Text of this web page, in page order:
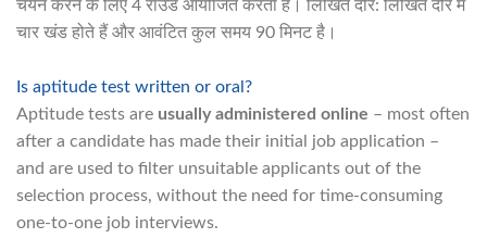
चयन करने के लिए 4 राउंड आयोजित करता है। लिखित दौर: लिखित दौर में
चार खंड होते हैं और आवंटित कुल समय 90 मिनट है।
Is aptitude test written or oral?
Aptitude tests are usually administered online – most often
after a candidate has made their initial job application –
and are used to filter unsuitable applicants out of the
selection process, without the need for time-consuming
one-to-one job interviews.